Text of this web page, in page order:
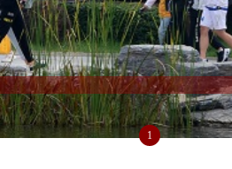
1